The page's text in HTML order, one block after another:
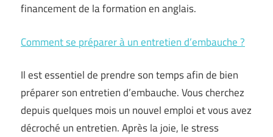
financement de la formation en anglais.
Comment se préparer à un entretien d’embauche ?
Il est essentiel de prendre son temps afin de bien
préparer son entretien d’embauche. Vous cherchez
depuis quelques mois un nouvel emploi et vous avez
décroché un entretien. Après la joie, le stress